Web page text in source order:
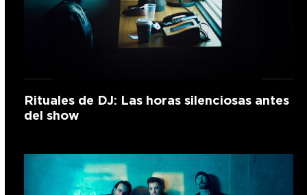
Rituales de DJ: Las horas silenciosas antes
del show